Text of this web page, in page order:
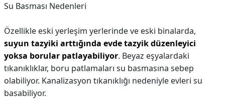
Su Basması Nedenleri
Özellikle eski yerleşim yerlerinde ve eski binalarda,
suyun tazyiki arttığında evde tazyik düzenleyici
yoksa borular patlayabiliyor. Beyaz eşyalardaki
tıkanıklıklar, boru patlamaları su basmasına sebep
olabiliyor. Kanalizasyon tıkanıklığı nedeniyle evleri su
basabiliyor.